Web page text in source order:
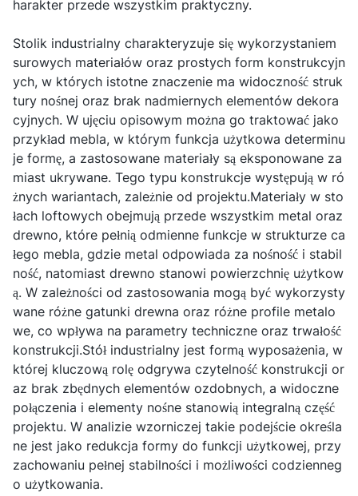
harakter przede wszystkim praktyczny.
Stolik industrialny charakteryzuje się wykorzystaniem
surowych materiałów oraz prostych form konstrukcyjn
ych, w których istotne znaczenie ma widoczność struk
tury nośnej oraz brak nadmiernych elementów dekora
cyjnych. W ujęciu opisowym można go traktować jako
przykład mebla, w którym funkcja użytkowa determinu
je formę, a zastosowane materiały są eksponowane za
miast ukrywane. Tego typu konstrukcje występują w ró
żnych wariantach, zależnie od projektu.Materiały w sto
łach loftowych obejmują przede wszystkim metal oraz
drewno, które pełnią odmienne funkcje w strukturze ca
łego mebla, gdzie metal odpowiada za nośność i stabil
ność, natomiast drewno stanowi powierzchnię użytkow
ą. W zależności od zastosowania mogą być wykorzysty
wane różne gatunki drewna oraz różne profile metalo
we, co wpływa na parametry techniczne oraz trwałość
konstrukcji.Stół industrialny jest formą wyposażenia, w
której kluczową rolę odgrywa czytelność konstrukcji or
az brak zbędnych elementów ozdobnych, a widoczne
połączenia i elementy nośne stanowią integralną część
projektu. W analizie wzorniczej takie podejście określa
ne jest jako redukcja formy do funkcji użytkowej, przy
zachowaniu pełnej stabilności i możliwości codzienneg
o użytkowania.